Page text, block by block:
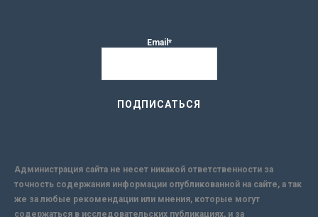
Email*
Администрация сайта не несет никакой ответственности за
точность содержания информации опубликованной на сайте, а так
же за любые рекомендации или мнения, которые могут
содержаться в исследовательских публикациях, и за